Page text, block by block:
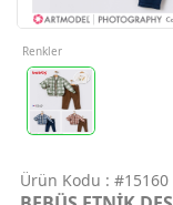
Ürün Kodu : #15160
Renkler